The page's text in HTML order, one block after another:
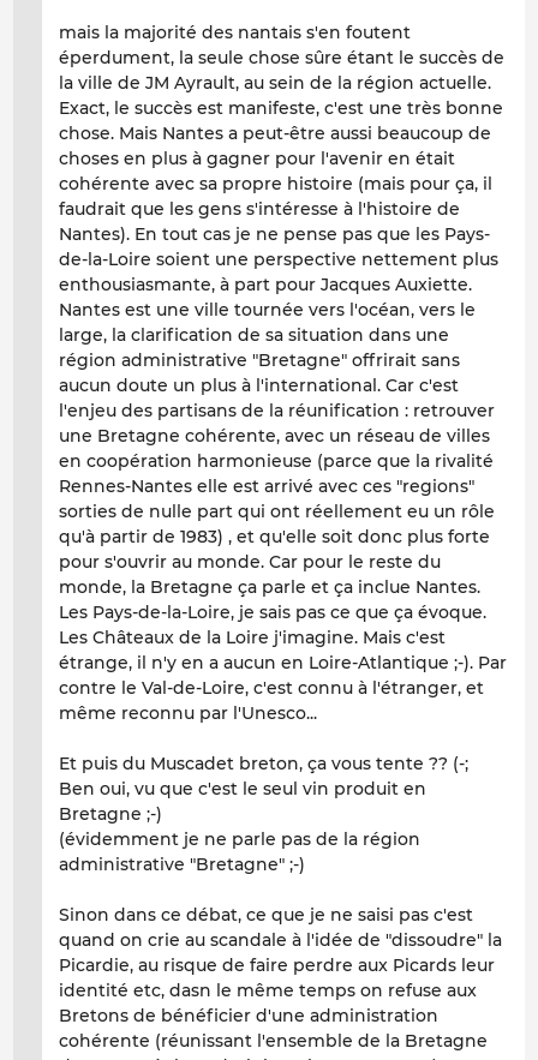
mais la majorité des nantais s'en foutent
éperdument, la seule chose sûre étant le succès de
la ville de JM Ayrault, au sein de la région actuelle.
Exact, le succès est manifeste, c'est une très bonne
chose. Mais Nantes a peut-être aussi beaucoup de
choses en plus à gagner pour l'avenir en était
cohérente avec sa propre histoire (mais pour ça, il
faudrait que les gens s'intéresse à l'histoire de
Nantes). En tout cas je ne pense pas que les Pays-
de-la-Loire soient une perspective nettement plus
enthousiasmante, à part pour Jacques Auxiette.
Nantes est une ville tournée vers l'océan, vers le
large, la clarification de sa situation dans une
région administrative "Bretagne" offrirait sans
aucun doute un plus à l'international. Car c'est
l'enjeu des partisans de la réunification : retrouver
une Bretagne cohérente, avec un réseau de villes
en coopération harmonieuse (parce que la rivalité
Rennes-Nantes elle est arrivé avec ces "regions"
sorties de nulle part qui ont réellement eu un rôle
qu'à partir de 1983) , et qu'elle soit donc plus forte
pour s'ouvrir au monde. Car pour le reste du
monde, la Bretagne ça parle et ça inclue Nantes.
Les Pays-de-la-Loire, je sais pas ce que ça évoque.
Les Châteaux de la Loire j'imagine. Mais c'est
étrange, il n'y en a aucun en Loire-Atlantique ;-). Par
contre le Val-de-Loire, c'est connu à l'étranger, et
même reconnu par l'Unesco...
Et puis du Muscadet breton, ça vous tente ?? (-;
Ben oui, vu que c'est le seul vin produit en
Bretagne ;-)
(évidemment je ne parle pas de la région
administrative "Bretagne" ;-)
Sinon dans ce débat, ce que je ne saisi pas c'est
quand on crie au scandale à l'idée de "dissoudre" la
Picardie, au risque de faire perdre aux Picards leur
identité etc, dasn le même temps on refuse aux
Bretons de bénéficier d'une administration
cohérente (réunissant l'ensemble de la Bretagne